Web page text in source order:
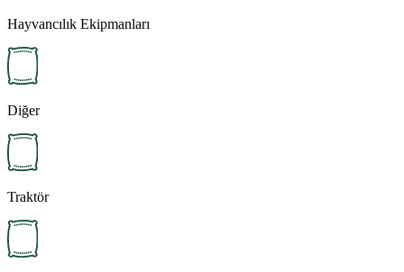
Hayvancılık Ekipmanları
Diğer
Traktör